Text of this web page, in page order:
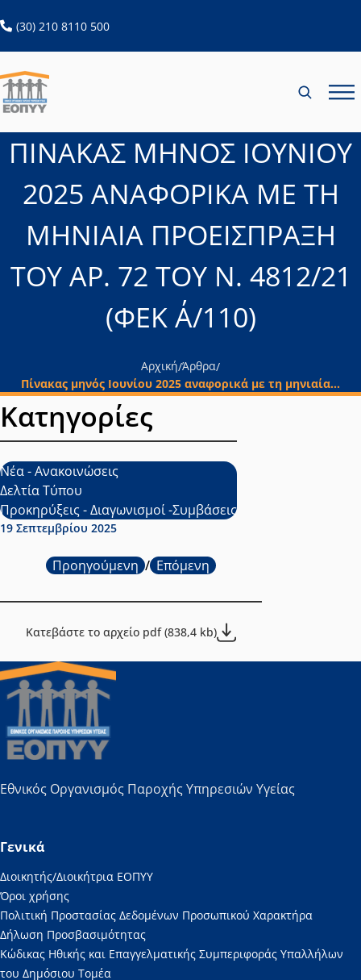
(30) 210 8110 500ανοίγει σε νέα καρτέλα
ΠΙΝΑΚΑΣ ΜΗΝΟΣ ΙΟΥΝΙΟΥ
2025 ΑΝΑΦΟΡΙΚΑ ΜΕ ΤΗ
ΜΗΝΙΑΙΑ ΠΡΟΕΙΣΠΡΑΞΗ
ΤΟΥ ΑΡ. 72 ΤΟΥ Ν. 4812/21
(ΦΕΚ Α΄/110)
Αρχική/Άρθρα/
Πίνακας μηνός Ιουνίου 2025 αναφορικά με τη μηνιαία...
Ημερομηνία δημοσίευσης:
19 Σεπτεμβρίου 2025
Προηγούμενη / Επόμενη
Κατεβάστε το αρχείο pdf (838,4 kb)
Κατηγορίες
Νέα - Ανακοινώσεις
Δελτία Τύπου
Προκηρύξεις - Διαγωνισμοί -Συμβάσεις
Εθνικός Οργανισμός Παροχής Υπηρεσιών Υγείας
Γενικά
Διοικητής/Διοικήτρια ΕΟΠΥΥ
Όροι χρήσης
Πολιτική Προστασίας Δεδομένων Προσωπικού Χαρακτήρα
Δήλωση Προσβασιμότητας
Κώδικας Ηθικής και Επαγγελματικής Συμπεριφοράς Υπαλλήλων
του Δημόσιου Τομέα